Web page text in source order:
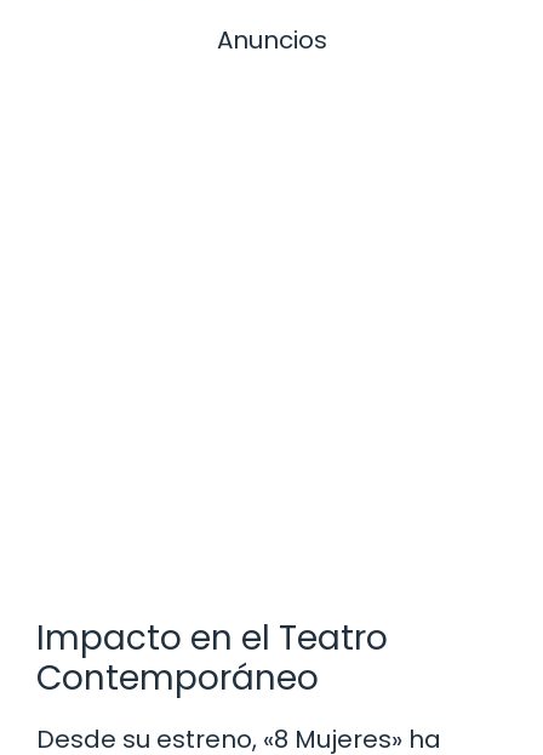
Anuncios
Impacto en el Teatro
Contemporáneo
Desde su estreno, «8 Mujeres» ha